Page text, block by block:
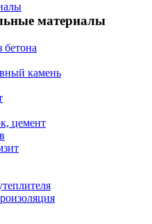
материалы
бетона
камень
цемент